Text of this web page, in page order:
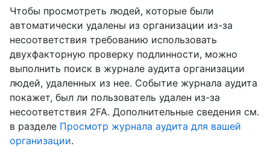
Чтобы просмотреть людей, которые были
автоматически удалены из организации из-за
несоответствия требованию использовать
двухфакторную проверку подлинности, можно
выполнить поиск в журнале аудита организации
людей, удаленных из нее. Событие журнала аудита
покажет, был ли пользователь удален из-за
несоответствия 2FA. Дополнительные сведения см.
в разделе Просмотр журнала аудита для вашей
организации.